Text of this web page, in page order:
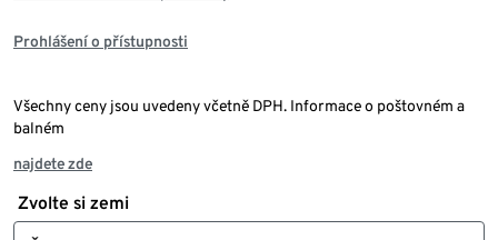
Prohlášení o přístupnosti
Všechny ceny jsou uvedeny včetně DPH. Informace o poštovném a
balném
najdete zde
Zvolte si zemi